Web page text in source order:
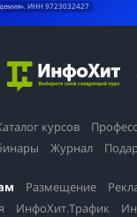
ИНН 9723032427
курсов
Журнал
Размещение
ИнфоХит.Трафик